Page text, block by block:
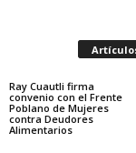
Ray Cuautli firma
convenio con el Frente
Poblano de Mujeres
contra Deudores
Alimentarios